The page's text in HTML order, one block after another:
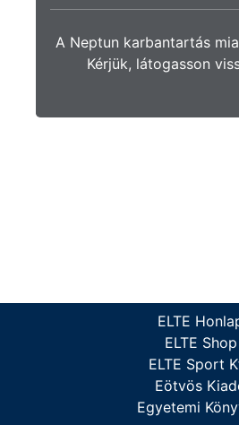
A Neptun karbantartás
Kérjük, látogasson
ELTE
ELTE Shop
ELTE Sport
Eötvös
Egyetemi